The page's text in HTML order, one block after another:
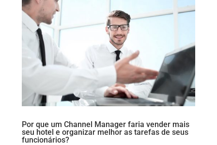
Por que um Channel Manager faria vender mais
seu hotel e organizar melhor as tarefas de seus
funcionários?